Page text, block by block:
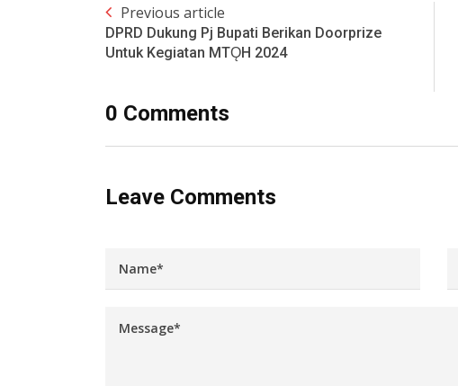
Previous article
DPRD Dukung Pj Bupati Berikan Doorprize
Untuk Kegiatan MTǪH 2024
0 Comments
Leave Comments